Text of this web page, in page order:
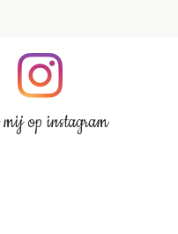
op instagram